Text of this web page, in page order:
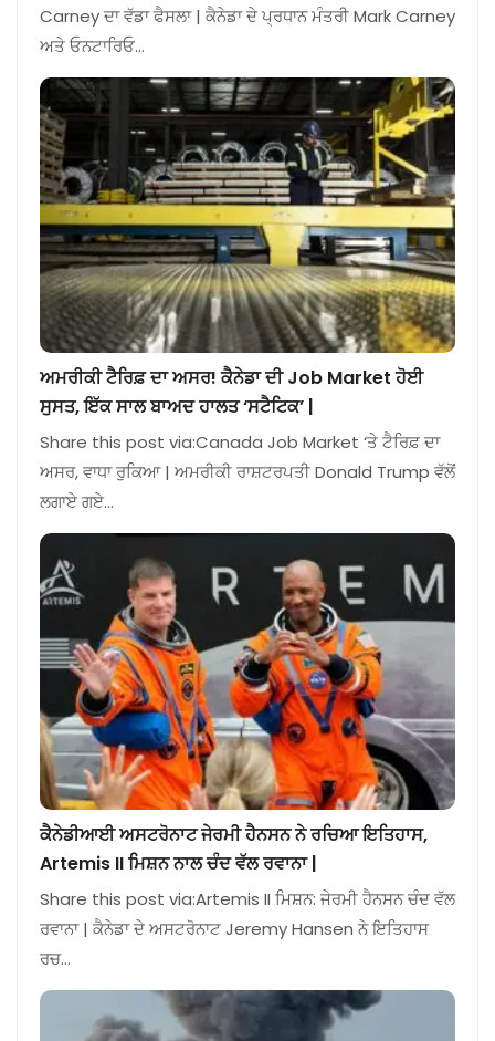
Carney ਦਾ ਵੱਡਾ ਫੈਸਲਾ | ਕੈਨੇਡਾ ਦੇ ਪ੍ਰਧਾਨ ਮੰਤਰੀ Mark Carney
ਅਤੇ ਓਨਟਾਰਿਓ…
ਅਮਰੀਕੀ ਟੈਰਿਫ਼ ਦਾ ਅਸਰ! ਕੈਨੇਡਾ ਦੀ Job Market ਹੋਈ
ਸੁਸਤ, ਇੱਕ ਸਾਲ ਬਾਅਦ ਹਾਲਤ ‘ਸਟੈਟਿਕ’ |
Share this post via:Canada Job Market ‘ਤੇ ਟੈਰਿਫ਼ ਦਾ
ਅਸਰ, ਵਾਧਾ ਰੁਕਿਆ | ਅਮਰੀਕੀ ਰਾਸ਼ਟਰਪਤੀ Donald Trump ਵੱਲੋਂ
ਲਗਾਏ ਗਏ…
ਕੈਨੇਡੀਆਈ ਅਸਟਰੋਨਾਟ ਜੇਰਮੀ ਹੈਨਸਨ ਨੇ ਰਚਿਆ ਇਤਿਹਾਸ,
Artemis II ਮਿਸ਼ਨ ਨਾਲ ਚੰਦ ਵੱਲ ਰਵਾਨਾ |
Share this post via:Artemis II ਮਿਸ਼ਨ: ਜੇਰਮੀ ਹੈਨਸਨ ਚੰਦ ਵੱਲ
ਰਵਾਨਾ | ਕੈਨੇਡਾ ਦੇ ਅਸਟਰੋਨਾਟ Jeremy Hansen ਨੇ ਇਤਿਹਾਸ
ਰਚ…